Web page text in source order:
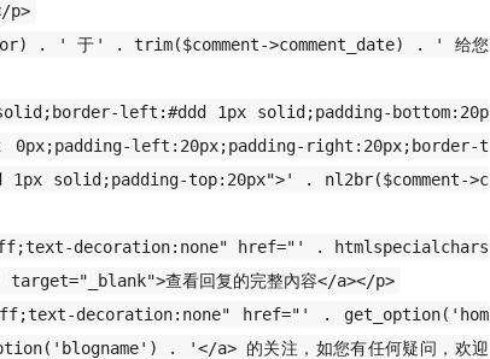
p>
. ' 于' . trim($comment->comment_date) . ' 给您
left:#ddd 1px solid;padding-bottom:20p
0px;padding-left:20px;padding-right:20px;border-t
solid;padding-top:20px">' . nl2br($comment->c
decoration:none" href="' . htmlspecialchars
查看回复的完整內容</a></p>
decoration:none" href="' . get_option('hom
. '</a> 的关注，如您有任何疑问，欢迎